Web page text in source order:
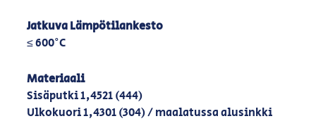
Jatkuva Lämpötilankesto
≤ 600°C
Materiaali
Sisäputki 1,4521 (444)
Ulkokuori 1,4301 (304) / maalatussa alusinkki